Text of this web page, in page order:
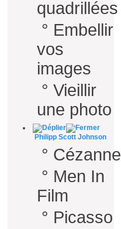
quadrillées
° Embellir
vos
images
° Vieillir
une photo
Philipp Scott Johnson
° Cézanne
° Men In
Film
° Picasso